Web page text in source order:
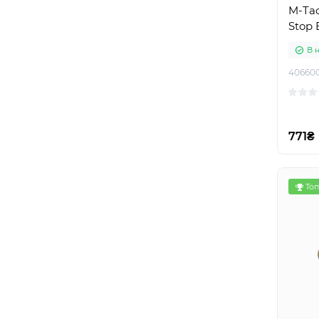
M-
Stop
В
771₴
Топ